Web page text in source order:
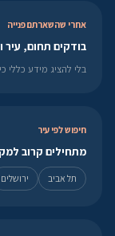
אחרי שהשארתם פנייה
בודקים תחום, עיר
בלי להציג מידע כללי
חיפוש לפי עיר
מתחילים קרוב
תל אביב ירושלים